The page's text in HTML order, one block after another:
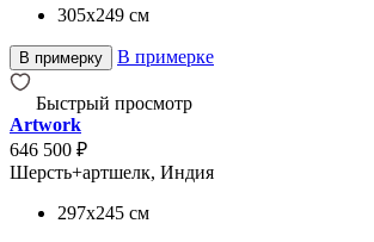
305x249 см
В примерку В примерке
Быстрый просмотр
Artwork
646 500 ₽
Шерсть+артшелк, Индия
297x245 см